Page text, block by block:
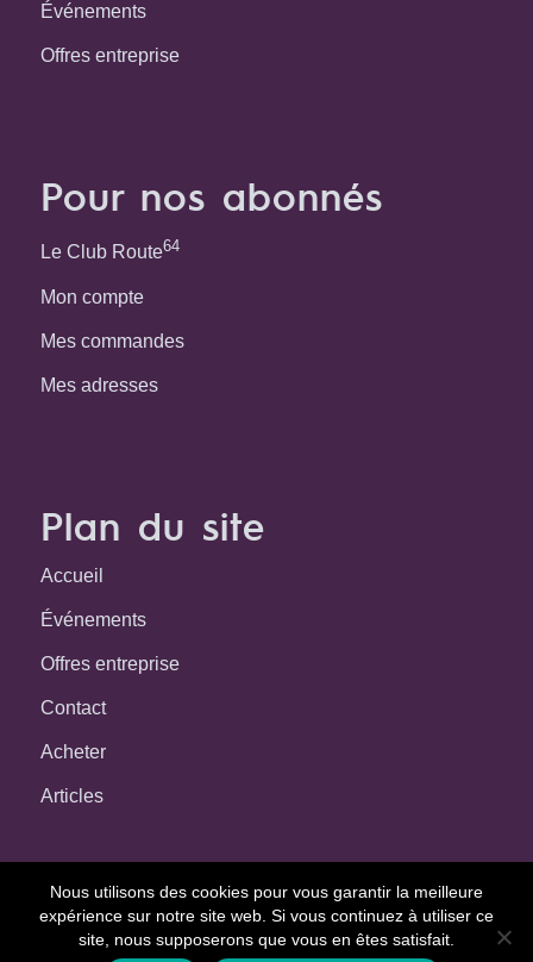
Événements
Offres entreprise
Pour nos abonnés
Le Club Route64
Mon compte
Mes commandes
Mes adresses
Plan du site
Accueil
Événements
Offres entreprise
Contact
Acheter
Articles
64 - Mis à flot par Graph'in !
Nous utilisons des cookies pour vous garantir la meilleure
expérience sur notre site web. Si vous continuez à utiliser ce
site, nous supposerons que vous en êtes satisfait.